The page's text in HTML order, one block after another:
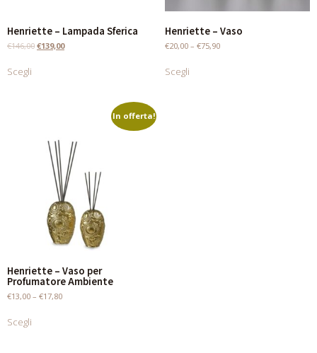
Henriette – Lampada Sferica
€146,00 €139,00
Scegli
Henriette – Vaso
€20,00– €75,90
Scegli
In offerta!
Henriette – Vaso per
Profumatore Ambiente
€13,00 – €17,80
Scegli